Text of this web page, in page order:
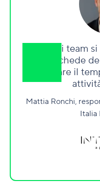
"I nostri team
alle schede
monitorare il
Mattia Ronchi,
Italia